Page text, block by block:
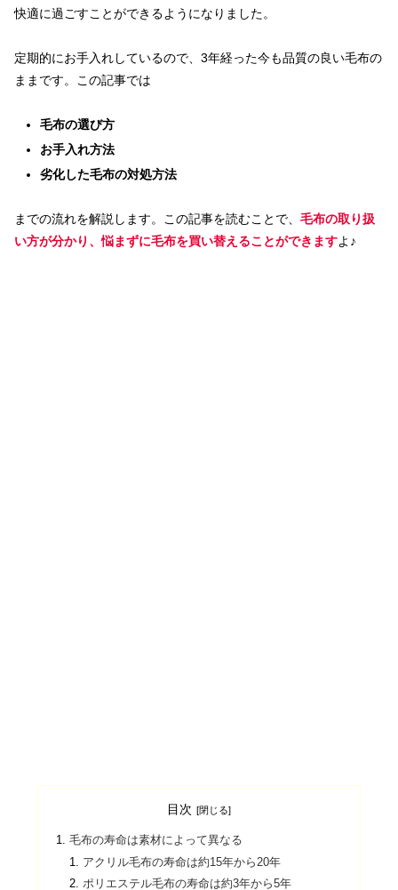
快適に過ごすことができるようになりました。
定期的にお手入れしているので、3年経った今も品質の良い毛布の
ままです。この記事では
毛布の選び方
お手入れ方法
劣化した毛布の対処方法
までの流れを解説します。この記事を読むことで、 毛布の取り扱
い方が分かり、悩まずに毛布を買い替えることができますよ♪
目次
毛布の寿命は素材によって異なる
アクリル毛布の寿命は約15年から20年
ポリエステル毛布の寿命は約3年から5年